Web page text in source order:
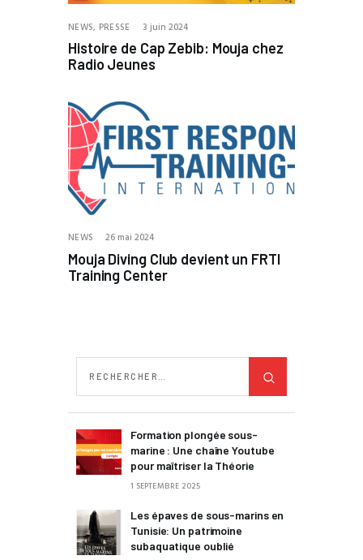
NEWS, PRESSE 3 juin 2024
Histoire de Cap Zebib: Mouja chez
Radio Jeunes
NEWS 26 mai 2024
Mouja Diving Club devient un FRTI
Training Center
Formation plongée sous-
marine : Une chaîne Youtube
pour maîtriser la Théorie
1 SEPTEMBRE 2025
Les épaves de sous-marins en
Tunisie: Un patrimoine
subaquatique oublié